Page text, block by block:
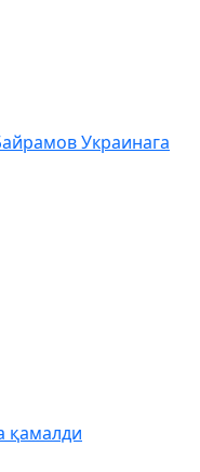
Украинага
қамалди